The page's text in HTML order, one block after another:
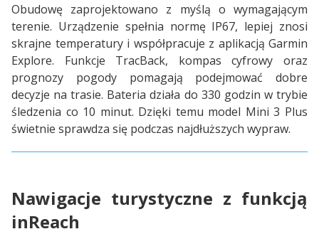
Obudowę zaprojektowano z myślą o wymagającym
terenie. Urządzenie spełnia normę IP67, lepiej znosi
skrajne temperatury i współpracuje z aplikacją Garmin
Explore. Funkcje TracBack, kompas cyfrowy oraz
prognozy pogody pomagają podejmować dobre
decyzje na trasie. Bateria działa do 330 godzin w trybie
śledzenia co 10 minut. Dzięki temu model Mini 3 Plus
świetnie sprawdza się podczas najdłuższych wypraw.
Nawigacje turystyczne z funkcją
inReach